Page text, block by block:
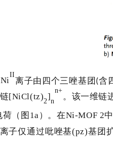
Ni
II
离子由四个三唑基团 (含
[NiCl(tz)2]n
n+
。该一维链
（图 1a）。在Ni-MOF 2
离子仅通过吡唑基(pz)基团